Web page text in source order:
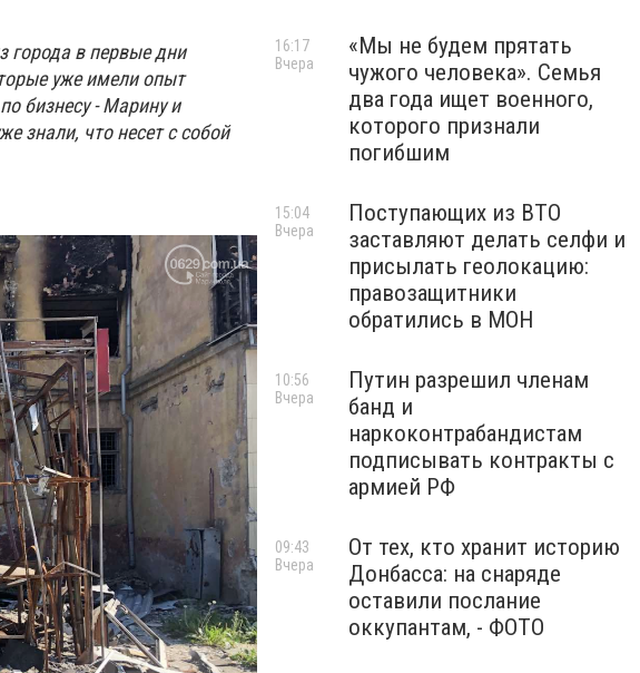
города в первые дни
уже имели опыт
бизнесу - Марину и
знали, что несет с собой
«Мы не будем прятать
чужого человека». Семья
два года ищет военного,
которого признали
погибшим
16:17
Вчера
Поступающих из ВТО
заставляют делать селфи и
присылать геолокацию:
правозащитники
обратились в МОН
15:04
Вчера
Путин разрешил членам
банд и
наркоконтрабандистам
подписывать контракты с
армией РФ
10:56
Вчера
От тех, кто хранит историю
Донбасса: на снаряде
оставили послание
оккупантам, - ФОТО
09:43
Вчера